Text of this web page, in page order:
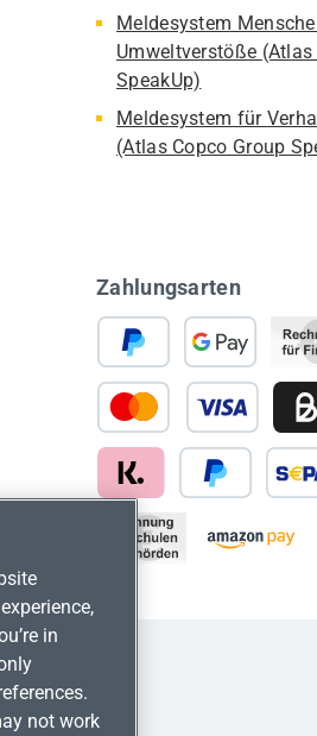
Meldesystem
Umweltverstöße (Atlas
SpeakUp)
Meldesystem für
(Atlas Copco Group
Zahlungsarten
in
not work